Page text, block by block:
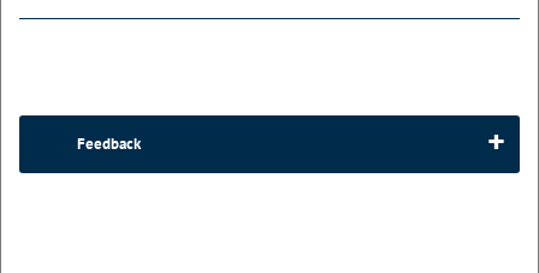
Feedback